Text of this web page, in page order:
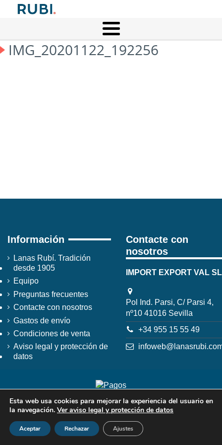
IMG_20201122_192256
Información
Lanas Rubí. Tradición
desde 1905
Equipo
Preguntas frecuentes
Contacte con nosotros
Gastos de envío
Condiciones de venta
Aviso legal y protección de
datos
Contacte con
nosotros
IMPORT EXPORT VAL SL
Pol Ind. Parsi, C/ Parsi 4,
nº10 41016 Sevilla
+34 955 15 55 49
Esta web usa cookies para mejorar la experiencia del usuario en
la navegación. Ver aviso legal y protección de datos
Aceptar Rechazar Ajustes